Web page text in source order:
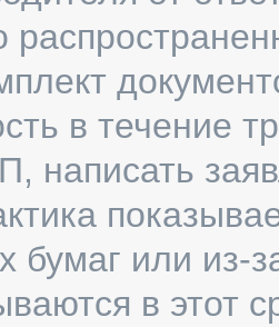
в течение
написать
бумаг или из-
в этот